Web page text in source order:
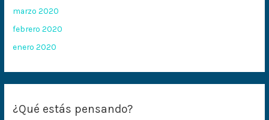
marzo 2020
febrero 2020
enero 2020
¿Qué estás pensando?